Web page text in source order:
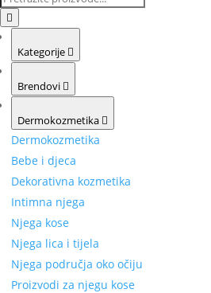
Kategorije
Brendovi
Dermokozmetika
Dermokozmetika
Bebe i djeca
Dekorativna kozmetika
Intimna njega
Njega kose
Njega lica i tijela
Njega područja oko očiju
Proizvodi za njegu kose